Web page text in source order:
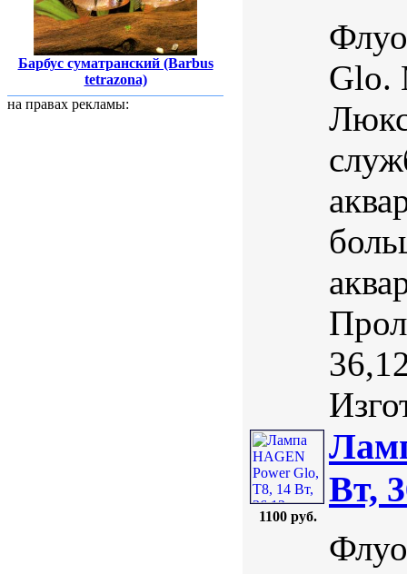
Барбус суматранский (Barbus
tetrazona)
на правах рекламы:
Glo.
1100 руб.
Вт,